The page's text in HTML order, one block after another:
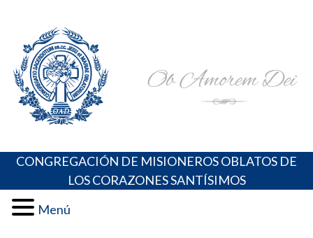
content
Portal de los Padres Oblatos. Advocaciones Marianas,
Oraciones, Música religiosa y más
CONGREGACIÓN DE MISIONEROS OBLATOS DE
LOS CORAZONES SANTÍSIMOS
Menú